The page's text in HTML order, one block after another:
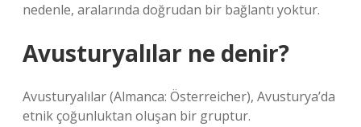
nedenle, aralarında doğrudan bir bağlantı yoktur.
Avusturyalılar ne denir?
Avusturyalılar (Almanca: Österreicher), Avusturya’da
etnik çoğunluktan oluşan bir gruptur.